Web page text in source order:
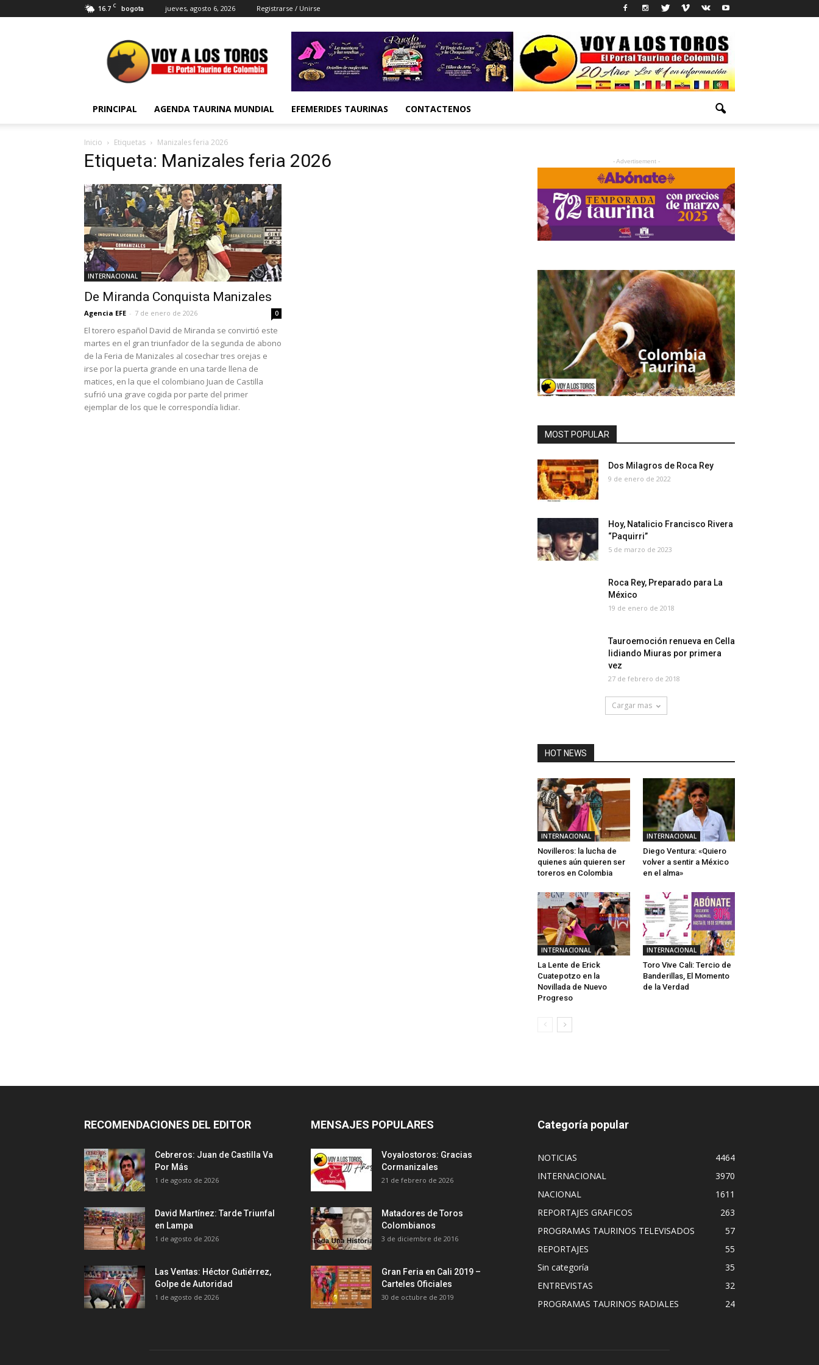
16.7 C bogota jueves, agosto 6, 2026 Registrarse / Unirse
Voy
a
Los
Toros
PRINCIPAL AGENDA TAURINA MUNDIAL EFEMERIDES TAURINAS CONTACTENOS
Inicio Etiquetas Manizales feria 2026
Etiqueta: Manizales feria 2026
INTERNACIONAL
De Miranda Conquista Manizales
Agencia EFE - 7 de enero de 2026 0
El torero español David de Miranda se convirtió este
martes en el gran triunfador de la segunda de abono
de la Feria de Manizales al cosechar tres orejas e
irse por la puerta grande en una tarde llena de
matices, en la que el colombiano Juan de Castilla
sufrió una grave cogida por parte del primer
ejemplar de los que le correspondía lidiar.
- Advertisement -
MOST POPULAR
Dos Milagros de Roca Rey
9 de enero de 2022
Hoy, Natalicio Francisco Rivera
“Paquirri”
5 de marzo de 2023
Roca Rey, Preparado para La
México
19 de enero de 2018
Tauroemoción renueva en Cella
lidiando Miuras por primera
vez
27 de febrero de 2018
Cargar mas
HOT NEWS
INTERNACIONAL
Novilleros: la lucha de
quienes aún quieren ser
toreros en Colombia
INTERNACIONAL
Diego Ventura: «Quiero
volver a sentir a México
en el alma»
INTERNACIONAL
La Lente de Erick
Cuatepotzo en la
Novillada de Nuevo
Progreso
INTERNACIONAL
Toro Vive Cali: Tercio de
Banderillas, El Momento
de la Verdad
RECOMENDACIONES DEL EDITOR
Cebreros: Juan de Castilla Va
Por Más
1 de agosto de 2026
David Martínez: Tarde Triunfal
en Lampa
1 de agosto de 2026
Las Ventas: Héctor Gutiérrez,
Golpe de Autoridad
1 de agosto de 2026
MENSAJES POPULARES
Voyalostoros: Gracias
Cormanizales
21 de febrero de 2026
Matadores de Toros
Colombianos
3 de diciembre de 2016
Gran Feria en Cali 2019 –
Carteles Oficiales
30 de octubre de 2019
Categoría popular
NOTICIAS
4464
INTERNACIONAL
3970
NACIONAL
1611
REPORTAJES GRAFICOS
263
PROGRAMAS TAURINOS TELEVISADOS
57
REPORTAJES
55
Sin categoría
35
ENTREVISTAS
32
PROGRAMAS TAURINOS RADIALES
24